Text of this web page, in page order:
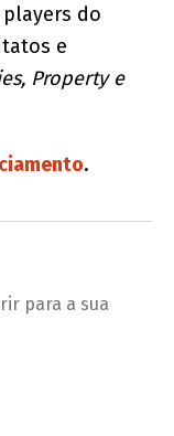
do
e
Property e
.
para a sua